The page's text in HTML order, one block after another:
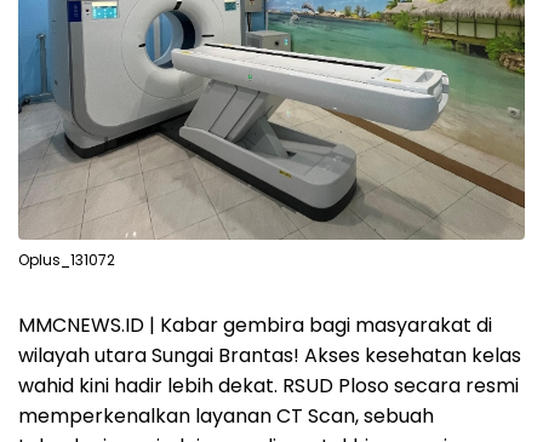
Oplus_131072
MMCNEWS.ID | Kabar gembira bagi masyarakat di
wilayah utara Sungai Brantas! Akses kesehatan kelas
wahid kini hadir lebih dekat. RSUD Ploso secara resmi
memperkenalkan layanan CT Scan, sebuah